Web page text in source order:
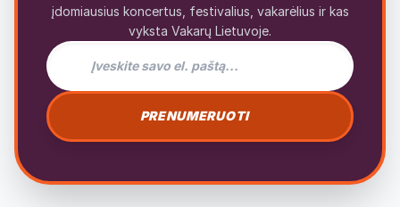
įdomiausius koncertus, festivalius, vakarėlius ir kas
vyksta Vakarų Lietuvoje.
El. pašto adresas naujienlaiškiui
PRENUMERUOTI